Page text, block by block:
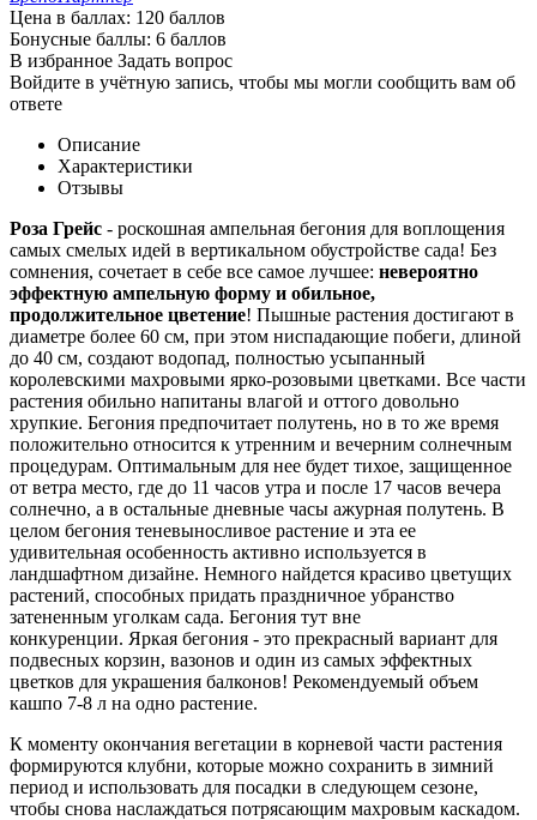
Цена в баллах: 120 баллов
Бонусные баллы: 6 баллов
В избранное Задать вопрос
Войдите в учётную запись, чтобы мы могли сообщить вам об
ответе
Описание
Характеристики
Отзывы
Роза Грейс - роскошная ампельная бегония для воплощения
самых смелых идей в вертикальном обустройстве сада! Без
сомнения, сочетает в себе все самое лучшее: невероятно
эффектную ампельную форму и обильное,
продолжительное цветение! Пышные растения достигают в
диаметре более 60 см, при этом ниспадающие побеги, длиной
до 40 см, создают водопад, полностью усыпанный
королевскими махровыми ярко-розовыми цветками. Все части
растения обильно напитаны влагой и оттого довольно
хрупкие. Бегония предпочитает полутень, но в то же время
положительно относится к утренним и вечерним солнечным
процедурам. Оптимальным для нее будет тихое, защищенное
от ветра место, где до 11 часов утра и после 17 часов вечера
солнечно, а в остальные дневные часы ажурная полутень. В
целом бегония теневыносливое растение и эта ее
удивительная особенность активно используется в
ландшафтном дизайне. Немного найдется красиво цветущих
растений, способных придать праздничное убранство
затененным уголкам сада. Бегония тут вне
конкуренции. Яркая бегония - это прекрасный вариант для
подвесных корзин, вазонов и один из самых эффектных
цветков для украшения балконов! Рекомендуемый объем
кашпо 7-8 л на одно растение.
К моменту окончания вегетации в корневой части растения
формируются клубни, которые можно сохранить в зимний
период и использовать для посадки в следующем сезоне,
чтобы снова наслаждаться потрясающим махровым каскадом.